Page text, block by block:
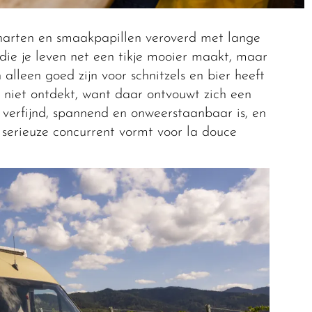
en smaakpapillen veroverd met lange
je leven net een tikje mooier maakt, maar
goed zijn voor schnitzels en bier heeft
ontdekt, want daar ontvouwt zich een
spannend en onweerstaanbaar is, en
concurrent vormt voor la douce